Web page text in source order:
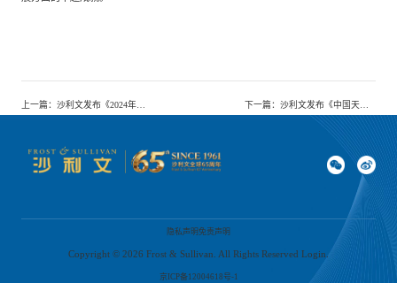
上一篇： 沙利文发布《2024年全球及中国IAM中间件市场报告》 下一篇： 沙利文发布《中国天然气市场独立研究报告》
隐私声明免责声明
Copyright © 2026 Frost & Sullivan. All Rights Reserved Login.
京ICP备12004618号-1